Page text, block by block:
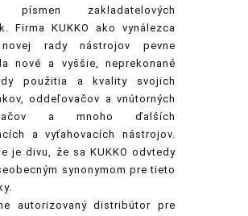
písmen zakladatelových
Firma KUKKO ako vynálezca
rady nástrojov pevne
nové a vyššie, neprekonané
použitia a kvality svojich
oddeľovačov a vnútorných
a mnoho ďalších
a vyťahovacích nástrojov.
je divu, že sa KUKKO odvtedy
synonymom pre tieto
autorizovaný distribútor pre